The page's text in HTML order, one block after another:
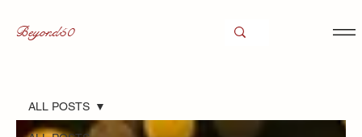
Beyond50
ALL POSTS